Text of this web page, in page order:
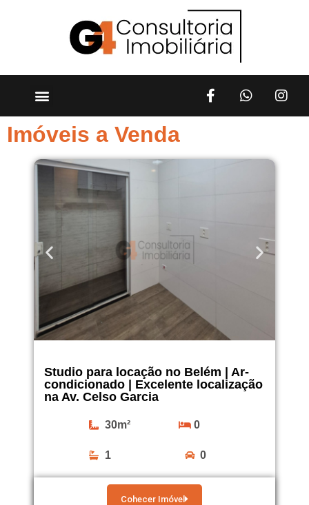
Imóveis a Venda
Studio para locação no Belém | Ar-
condicionado | Excelente localização
na Av. Celso Garcia
30m² 0
1 0
Cohecer Imóvel